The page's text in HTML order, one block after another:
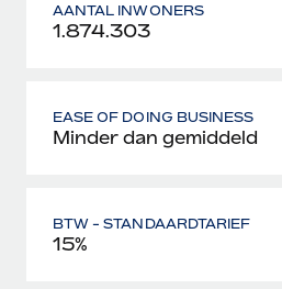
AANTAL INWONERS
1.874.303
EASE OF DOING BUSINESS
Minder dan gemiddeld
BTW - STANDAARDTARIEF
15%